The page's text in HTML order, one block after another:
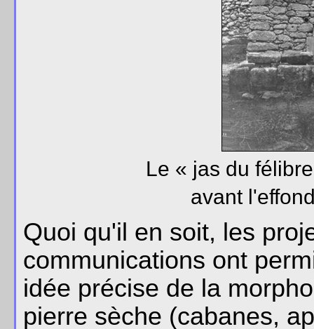
Le « jas du
avant
Quoi qu'il en soit, les
communications ont
idée précise de la
pierre sèche (cabanes,